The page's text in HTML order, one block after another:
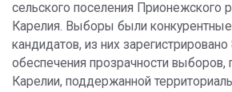
сельского поселения Прионежского
Карелия. Выборы были
кандидатов, из них
обеспечения прозрачности
Карелии, поддержанной